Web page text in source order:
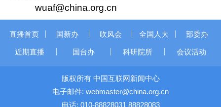
wuaf@china.org.cn
直播首页 国新办 吹风会 全国人大 部委办
近期直播 国台办 科研院所 会议活动
版权所有 中国互联网新闻中心
电子邮件: webmaster@china.org.cn
电话: 010-88828031 88828083